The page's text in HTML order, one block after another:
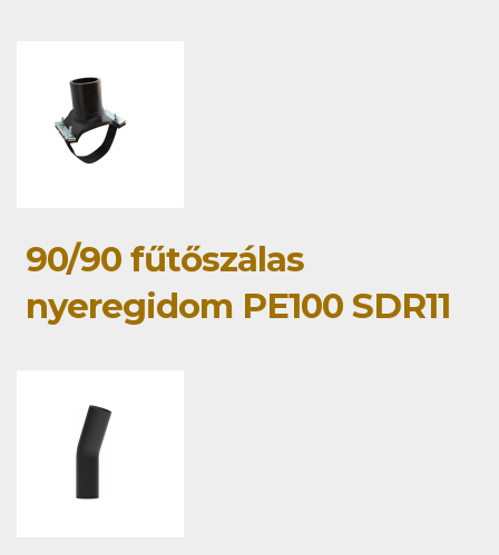
90/90 fűtőszálas
nyeregidom PE100 SDR11